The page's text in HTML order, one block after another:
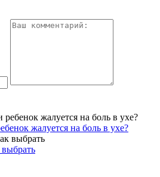
жалуется на боль в ухе?